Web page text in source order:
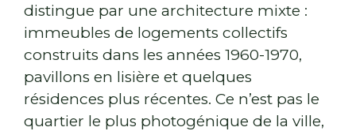
distingue par une architecture mixte :
immeubles de logements collectifs
construits dans les années 1960-1970,
pavillons en lisière et quelques
résidences plus récentes. Ce n’est pas le
quartier le plus photogénique de la ville,